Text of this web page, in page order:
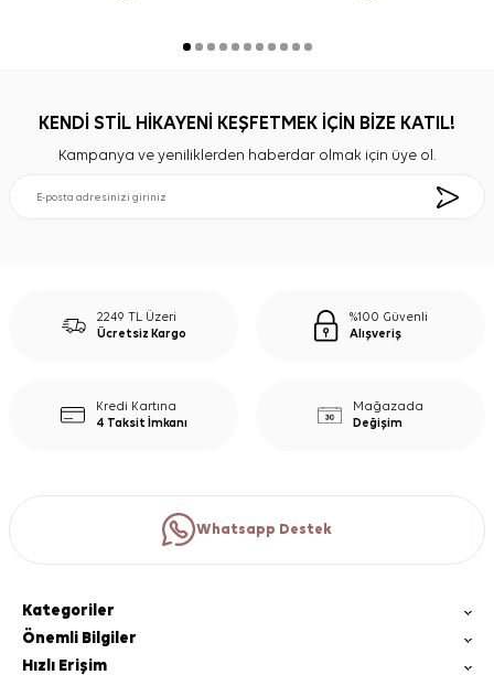
KENDİ STİL HİKAYENİ KEŞFETMEK İÇİN BİZE KATIL!
Kampanya ve yeniliklerden haberdar olmak için üye ol.
2249 TL Üzeri
Ücretsiz Kargo
%100 Güvenli
Alışveriş
Kredi Kartına
4 Taksit İmkanı
Mağazada
Değişim
Whatsapp Destek
Kategoriler
Önemli Bilgiler
Hızlı Erişim